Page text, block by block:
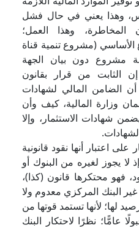
وهذا يعني في حال فشل
وهذا العمل؛
الأساسي (مشروع تنمية قناة
مشروع دون بيان الجهة
الثابت من قرار بقانون
الضامن المالي لشهادات
وزارة المالية، كيف وأن
شهادات الاستثمار، وإلا
اعتبار أنها نقود قانونية
يجوز لغيره من البنوك أو
فهو محتكرها قانون (كذا)،
البنك المركزي معدوم ولا
لها؛ لأنها تستمد قوتها من
عامًّا؛ نظرًا لاحتكار البنك